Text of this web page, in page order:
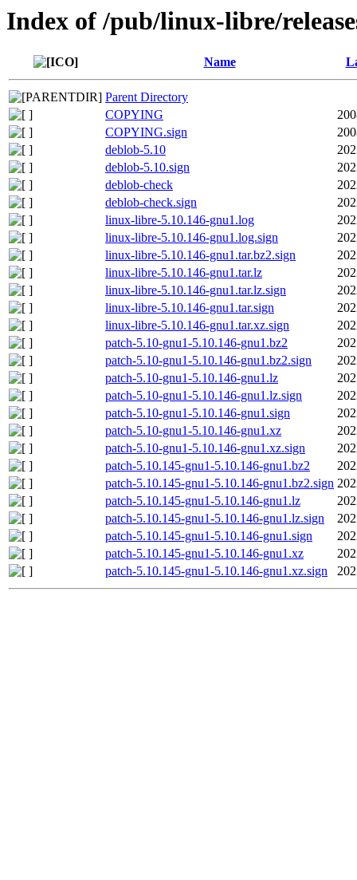
Index of /pub/linux-libre/
Name
Parent Directory
COPYING
COPYING.sign
deblob-5.10
deblob-5.10.sign
deblob-check
deblob-check.sign
linux-libre-5.10.146-gnu1.log
linux-libre-5.10.146-gnu1.log.sign
linux-libre-5.10.146-gnu1.tar.bz2.sign
linux-libre-5.10.146-gnu1.tar.lz
linux-libre-5.10.146-gnu1.tar.lz.sign
linux-libre-5.10.146-gnu1.tar.sign
linux-libre-5.10.146-gnu1.tar.xz.sign
patch-5.10-gnu1-5.10.146-gnu1.bz2
patch-5.10-gnu1-5.10.146-gnu1.bz2.sign
patch-5.10-gnu1-5.10.146-gnu1.lz
patch-5.10-gnu1-5.10.146-gnu1.lz.sign
patch-5.10-gnu1-5.10.146-gnu1.sign
patch-5.10-gnu1-5.10.146-gnu1.xz
patch-5.10-gnu1-5.10.146-gnu1.xz.sign
patch-5.10.145-gnu1-5.10.146-gnu1.bz2
patch-5.10.145-gnu1-5.10.146-gnu1.bz2.sign
patch-5.10.145-gnu1-5.10.146-gnu1.lz
patch-5.10.145-gnu1-5.10.146-gnu1.lz.sign
patch-5.10.145-gnu1-5.10.146-gnu1.sign
patch-5.10.145-gnu1-5.10.146-gnu1.xz
patch-5.10.145-gnu1-5.10.146-gnu1.xz.sign